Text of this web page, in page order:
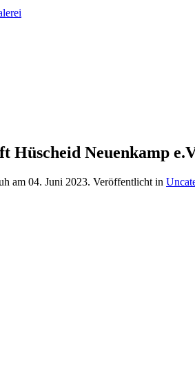
Hüscheid Neuenkamp
am 04. Juni 2023. Veröffentlicht in